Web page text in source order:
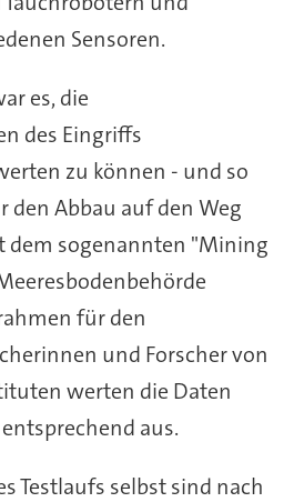
Sensoren.
es, die
des Eingriffs
zu können - und so
Abbau auf den Weg
dem sogenannten "Mining
für den
und Forscher von
werten die Daten
aus.
Testlaufs selbst sind nach